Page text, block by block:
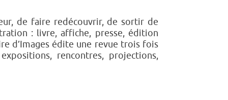
de faire redécouvrir, de sortir de
: livre, affiche, presse, édition
d’Images édite une revue trois fois
rencontres, projections,